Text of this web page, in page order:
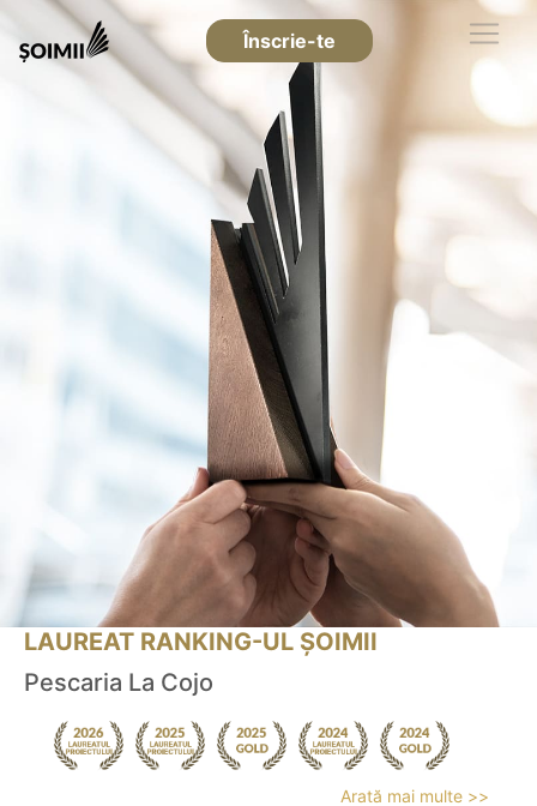
Înscrie-te
LAUREAT RANKING-UL ȘOIMII
Pescaria La Cojo
Arată mai multe >>